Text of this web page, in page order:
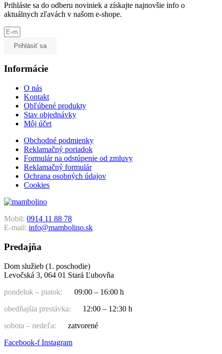
Prihláste sa do odberu noviniek a získajte najnovšie info o
aktuálnych zľavách v našom e-shope.
Prihlásiť sa
Informácie
O nás
Kontakt
Obľúbené produkty
Stav objednávky
Môj účet
Obchodné podmienky
Reklamačný poriadok
Formulár na odstúpenie od zmluvy
Reklamačný formulár
Ochrana osobných údajov
Cookies
Mobil: 0914 11 88 78
E-mail: info@mambolino.sk
Predajňa
Dom služieb (1. poschodie)
Levočská 3, 064 01 Stará Ľubovňa
pondelok – piatok:
09:00 – 16:00 h
obedňajšia prestávka:
12:00 – 12:30 h
sobota – nedeľa:
zatvorené
Facebook-f Instagram